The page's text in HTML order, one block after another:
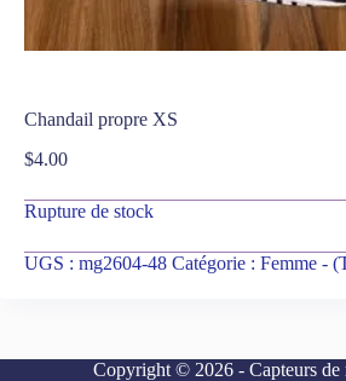
Chandail propre XS
$4.00
Rupture de stock
UGS : mg2604-48 Catégorie : Femme -
Copyright © 2026 - Capteurs de